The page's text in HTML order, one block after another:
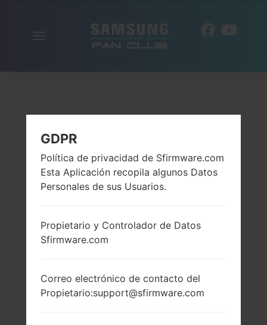
GDPR
Política de privacidad de Sfirmware.com
Esta Aplicación recopila algunos Datos
Personales de sus Usuarios.
Propietario y Controlador de Datos
Sfirmware.com
Correo electrónico de contacto del
Propietario:support@sfirmware.com